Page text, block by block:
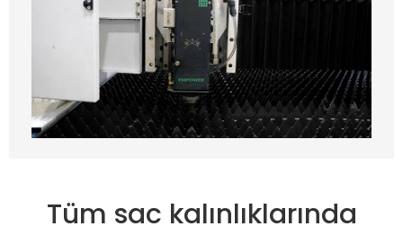
Tüm sac kalınlıklarında